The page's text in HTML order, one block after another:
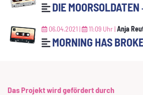
DIE MOORSOLDATEN
06.04.2021 | 11:09 Uhr |Anja
MORNING HAS
Das Projekt wird gefördert durch